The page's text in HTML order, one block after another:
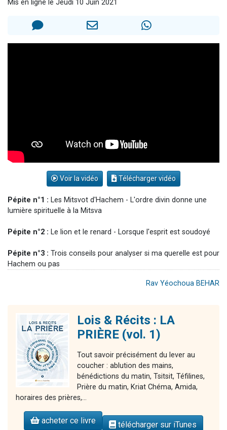
Mis en ligne le Jeudi 10 Juin 2021
Voir la vidéo Télécharger vidéo
Pépite n°1 : Les Mitsvot d'Hachem - L'ordre divin donne une
lumière spirituelle à la Mitsva
Pépite n°2 : Le lion et le renard - Lorsque l'esprit est soudoyé
Pépite n°3 : Trois conseils pour analyser si ma querelle est pour
Hachem ou pas
Rav Yéochoua BEHAR
Lois & Récits : LA
PRIÈRE (vol. 1)
Tout savoir précisément du lever au
coucher : ablution des mains,
bénédictions du matin, Tsitsit, Téfilines,
Prière du matin, Kriat Chéma, Amida,
horaires des prières,...
acheter ce livre télécharger sur iTunes